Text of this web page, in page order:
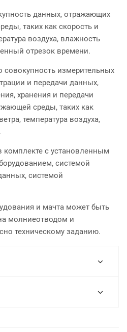
данных, отражающих
таких как скорость и
воздуха, влажность
отрезок времени.
совокупность измерительных
и передачи данных,
хранения и передачи
среды, таких как
температура воздуха,
комплекте с установленным
системой
системой
и мачта может быть
молниеотводом и
техническому заданию.